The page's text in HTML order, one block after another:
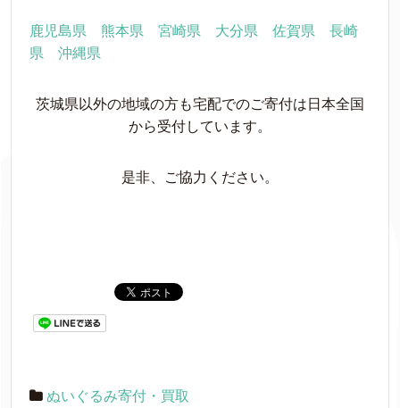
鹿児島県 熊本県 宮崎県 大分県 佐賀県
長崎
県
沖縄県
茨城県以外の地域の方も宅配でのご寄付は日本全国
から受付しています。
是非、ご協力ください。
ぬいぐるみ寄付・買取